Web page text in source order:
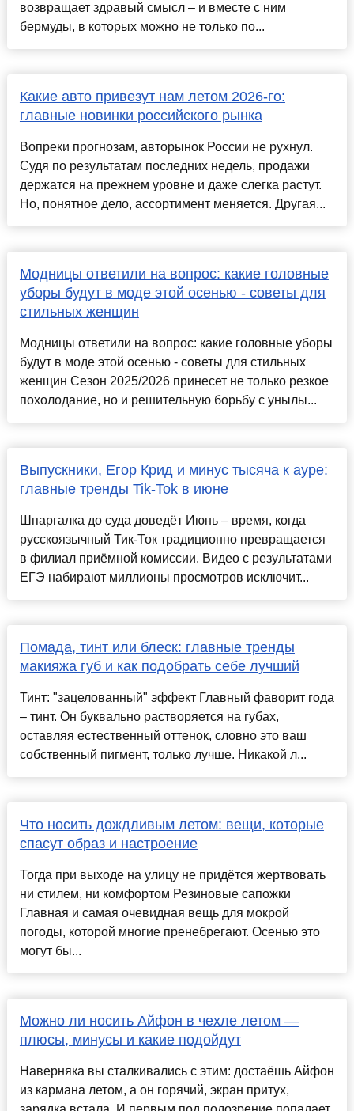
возвращает здравый смысл – и вместе с ним
бермуды, в которых можно не только по...
Какие авто привезут нам летом 2026-го:
главные новинки российского рынка
Вопреки прогнозам, авторынок России не рухнул.
Судя по результатам последних недель, продажи
держатся на прежнем уровне и даже слегка растут.
Но, понятное дело, ассортимент меняется. Другая...
Модницы ответили на вопрос: какие головные
уборы будут в моде этой осенью - советы для
стильных женщин
Модницы ответили на вопрос: какие головные уборы
будут в моде этой осенью - советы для стильных
женщин Сезон 2025/2026 принесет не только резкое
похолодание, но и решительную борьбу с унылы...
Выпускники, Егор Крид и минус тысяча к ауре:
главные тренды Tik-Tok в июне
Шпаргалка до суда доведёт Июнь – время, когда
русскоязычный Тик-Ток традиционно превращается
в филиал приёмной комиссии. Видео с результатами
ЕГЭ набирают миллионы просмотров исключит...
Помада, тинт или блеск: главные тренды
макияжа губ и как подобрать себе лучший
Тинт: "зацелованный" эффект Главный фаворит года
– тинт. Он буквально растворяется на губах,
оставляя естественный оттенок, словно это ваш
собственный пигмент, только лучше. Никакой л...
Что носить дождливым летом: вещи, которые
спасут образ и настроение
Тогда при выходе на улицу не придётся жертвовать
ни стилем, ни комфортом Резиновые сапожки
Главная и самая очевидная вещь для мокрой
погоды, которой многие пренебрегают. Осенью это
могут бы...
Можно ли носить Айфон в чехле летом —
плюсы, минусы и какие подойдут
Наверняка вы сталкивались с этим: достаёшь Айфон
из кармана летом, а он горячий, экран притух,